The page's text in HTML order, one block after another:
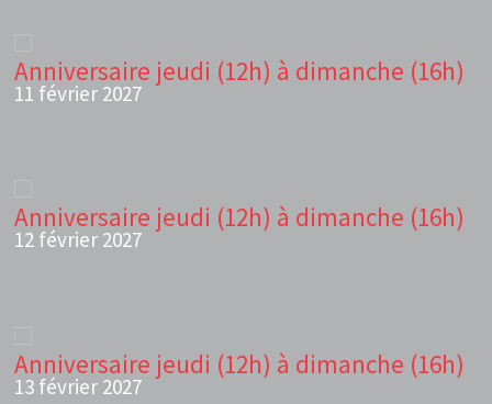
Anniversaire jeudi (12h) à dimanche (16h)
11 février 2027
Anniversaire jeudi (12h) à dimanche (16h)
12 février 2027
Anniversaire jeudi (12h) à dimanche (16h)
13 février 2027